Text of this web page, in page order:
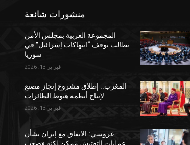
منشورات شائعة
المجموعة العربية بمجلس الأمن
تطالب بوقف “انتهاكات إسرائيل” في
سوريا
فبراير 13, 2026
المغرب.. إطلاق مشروع إنجاز مصنع
لإنتاج أنظمة هبوط الطائرات
فبراير 13, 2026
غروسي: الاتفاق مع إيران بشأن